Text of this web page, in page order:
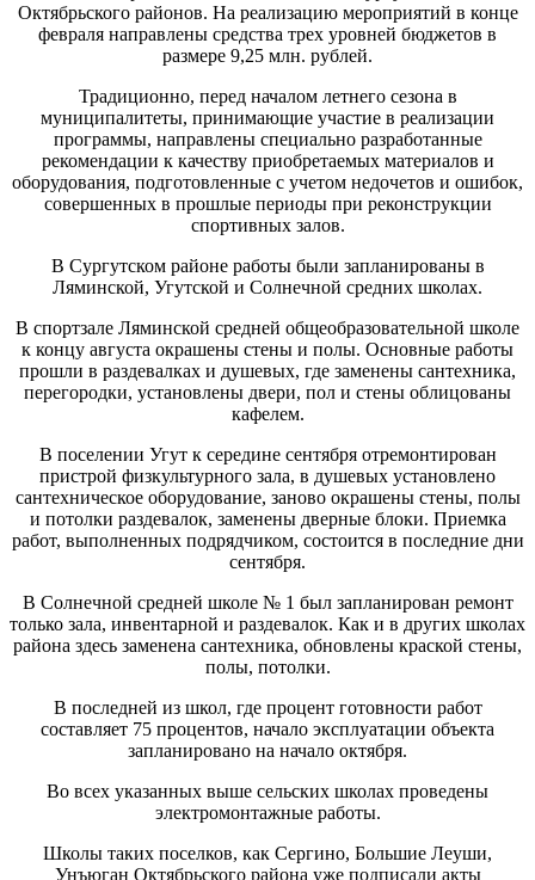
Октябрьского районов. На реализацию мероприятий в конце
февраля направлены средства трех уровней бюджетов в
размере 9,25 млн. рублей.
Традиционно, перед началом летнего сезона в
муниципалитеты, принимающие участие в реализации
программы, направлены специально разработанные
рекомендации к качеству приобретаемых материалов и
оборудования, подготовленные с учетом недочетов и ошибок,
совершенных в прошлые периоды при реконструкции
спортивных залов.
В Сургутском районе работы были запланированы в
Ляминской, Угутской и Солнечной средних школах.
В спортзале Ляминской средней общеобразовательной школе
к концу августа окрашены стены и полы. Основные работы
прошли в раздевалках и душевых, где заменены сантехника,
перегородки, установлены двери, пол и стены облицованы
кафелем.
В поселении Угут к середине сентября отремонтирован
пристрой физкультурного зала, в душевых установлено
сантехническое оборудование, заново окрашены стены, полы
и потолки раздевалок, заменены дверные блоки. Приемка
работ, выполненных подрядчиком, состоится в последние дни
сентября.
В Солнечной средней школе № 1 был запланирован ремонт
только зала, инвентарной и раздевалок. Как и в других школах
района здесь заменена сантехника, обновлены краской стены,
полы, потолки.
В последней из школ, где процент готовности работ
составляет 75 процентов, начало эксплуатации объекта
запланировано на начало октября.
Во всех указанных выше сельских школах проведены
электромонтажные работы.
Школы таких поселков, как Сергино, Большие Леуши,
Унъюган Октябрьского района уже подписали акты